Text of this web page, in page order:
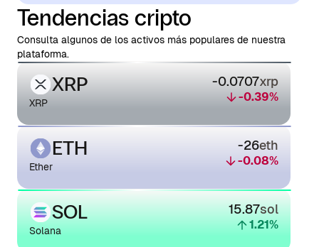
Tendencias cripto
Consulta algunos de los activos más populares de nuestra
plataforma.
XRP
XRP
-0.0707xrp
-0.39%
ETH
Ether
-26eth
-0.08%
SOL
Solana
15.87sol
1.21%